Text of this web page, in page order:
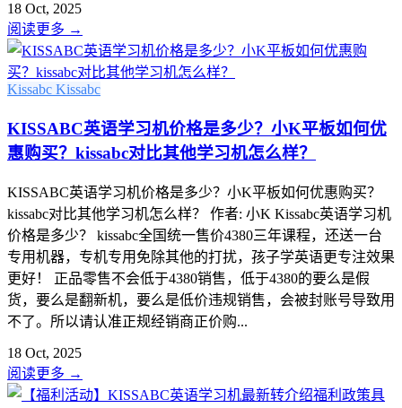
18 Oct, 2025
阅读更多 →
Kissabc Kissabc
KISSABC英语学习机价格是多少？小K平板如何优
惠购买？kissabc对比其他学习机怎么样？
KISSABC英语学习机价格是多少？小K平板如何优惠购买？
kissabc对比其他学习机怎么样？ 作者: 小K Kissabc英语学习机
价格是多少？ kissabc全国统一售价4380三年课程，还送一台
专用机器，专机专用免除其他的打扰，孩子学英语更专注效果
更好！ 正品零售不会低于4380销售，低于4380的要么是假
货，要么是翻新机，要么是低价违规销售，会被封账号导致用
不了。所以请认准正规经销商正价购...
18 Oct, 2025
阅读更多 →